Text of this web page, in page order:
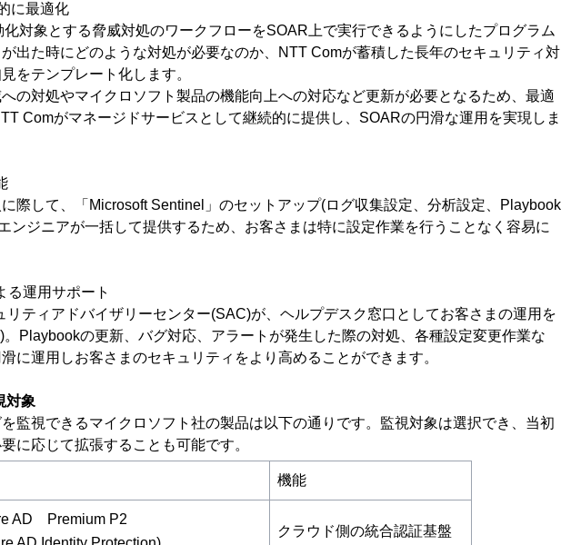
に最適化
対象とする脅威対処のワークフローをSOAR上で実行できるようにしたプログラム
出た時にどのような対処が必要なのか、NTT Comが蓄積した長年のセキュリティ対
をテンプレート化します。
の対処やマイクロソフト製品の機能向上への対応など更新が必要となるため、最適
Comがマネージドサービスとして継続的に提供し、SOARの円滑な運用を実現しま
際して、「Microsoft Sentinel」のセットアップ(ログ収集設定、分析設定、Playbook
ンジニアが一括して提供するため、お客さまは特に設定作業を行うことなく容易に
る運用サポート
ティアドバイザリーセンター(SAC)が、ヘルプデスク窓口としてお客さまの運用を
Playbookの更新、バグ対応、アラートが発生した際の対処、各種設定変更作業な
に運用しお客さまのセキュリティをより高めることができます。
対象
監視できるマイクロソフト社の製品は以下の通りです。監視対象は選択でき、当初
に応じて拡張することも可能です。
機能
AD Premium P2
クラウド側の統合認証基盤